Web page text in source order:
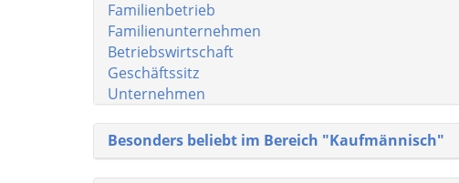
Familienbetrieb
Familienunternehmen
Betriebswirtschaft
Geschäftssitz
Unternehmen
Besonders beliebt im Bereich "Kaufmännisch"